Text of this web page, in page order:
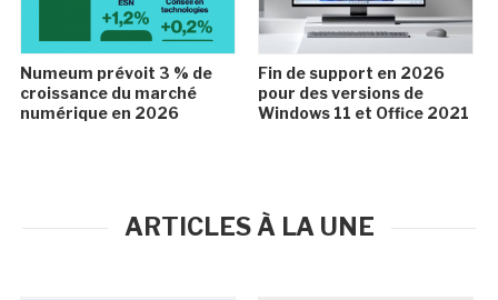
Numeum prévoit 3 % de
croissance du marché
numérique en 2026
Fin de support en 2026
pour des versions de
Windows 11 et Office 2021
ARTICLES À LA UNE